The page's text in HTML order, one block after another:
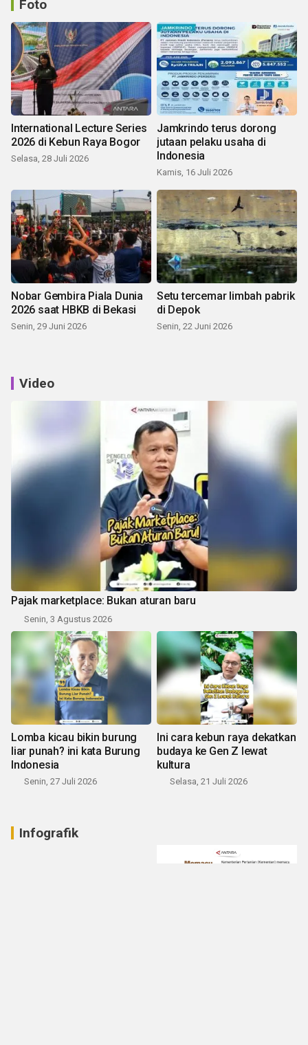
Foto
International Lecture Series
2026 di Kebun Raya Bogor
Selasa, 28 Juli 2026
Jamkrindo terus dorong
jutaan pelaku usaha di
Indonesia
Kamis, 16 Juli 2026
Nobar Gembira Piala Dunia
2026 saat HBKB di Bekasi
Senin, 29 Juni 2026
Setu tercemar limbah pabrik
di Depok
Senin, 22 Juni 2026
Video
Pajak marketplace: Bukan aturan baru
Senin, 3 Agustus 2026
Lomba kicau bikin burung
liar punah? ini kata Burung
Indonesia
Senin, 27 Juli 2026
Ini cara kebun raya dekatkan
budaya ke Gen Z lewat
kultura
Selasa, 21 Juli 2026
Infografik